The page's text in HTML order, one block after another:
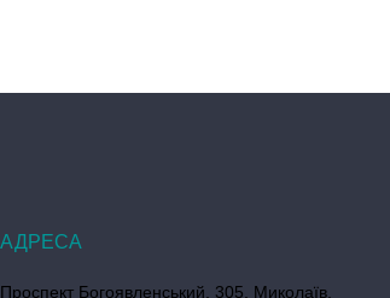
Проспект Богоявленський, 305, Миколаїв,